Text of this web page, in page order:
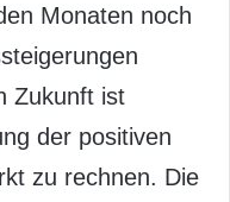
Monaten noch
Zukunft ist
der positiven
zu rechnen. Die